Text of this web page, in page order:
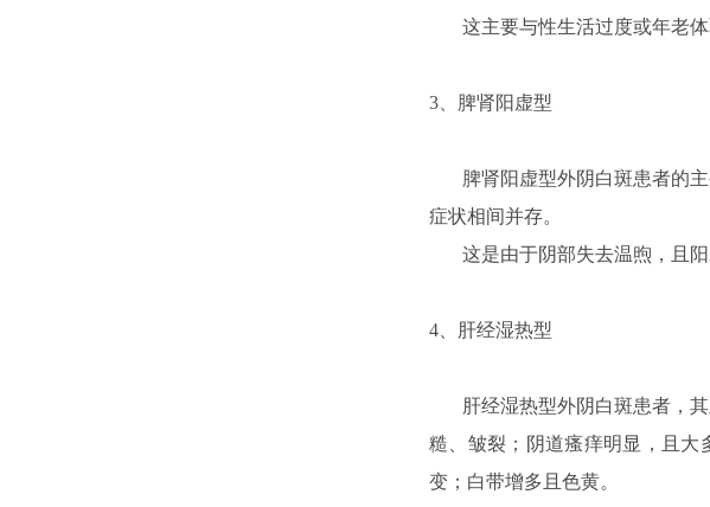
这主要与性生活过度或年老体
3、脾肾阳虚型
脾肾阳虚型外阴白斑患者的主
症状相间并存。
这是由于阴部失去温煦，且阳
4、肝经湿热型
肝经湿热型外阴白斑患者，其
糙、皱裂；阴道瘙痒明显，且大
变；白带增多且色黄。